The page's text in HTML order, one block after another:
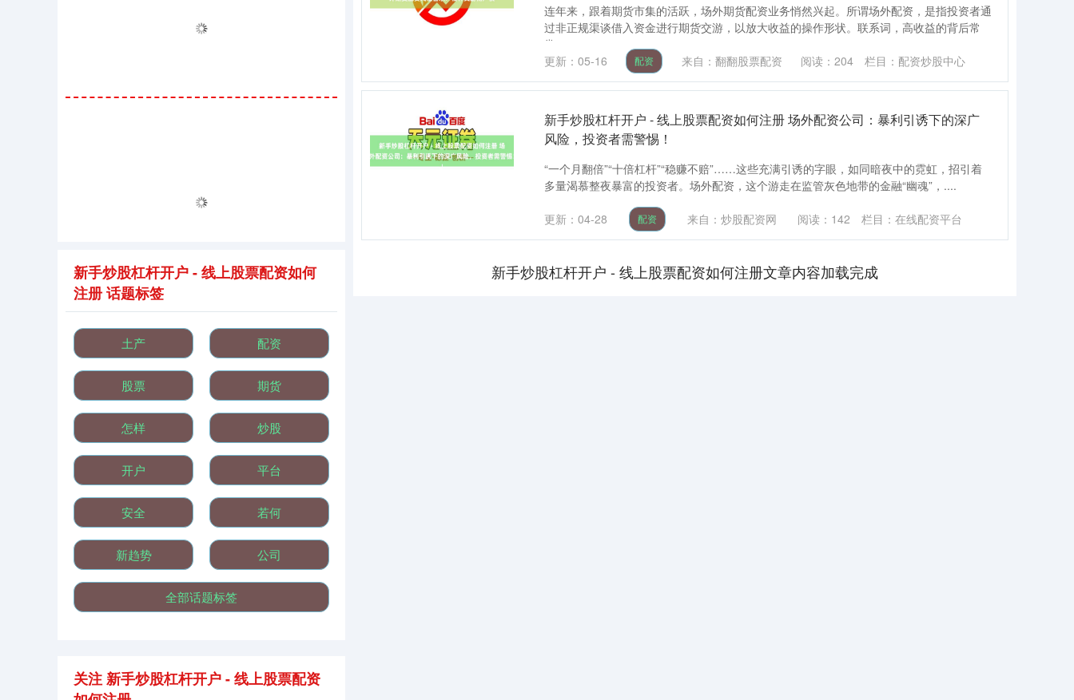
连年来，跟着期货市集的活跃，场外期货配资业务悄然兴起。所谓场外配资，是指投资者通
过非正规渠谈借入资金进行期货交游，以放大收益的操作形状。联系词，高收益的背后常
常....
更新：05-16
配资 来自：翻翻股票配资 阅读： 204 栏目： 配资炒股中心
新手炒股杠杆开户 - 线上股票配资如何注册 场外配资公司：暴利引诱下的深广
风险，投资者需警惕！
“一个月翻倍”“十倍杠杆”“稳赚不赔”……这些充满引诱的字眼，如同暗夜中的霓虹，招引着
多量渴慕整夜暴富的投资者。场外配资，这个游走在监管灰色地带的金融“幽魂”，....
更新：04-28 配资 来自：炒股配资网 阅读： 142 栏目：在线配资平台
新手炒股杠杆开户 - 线上股票配资如何注册文章内容加载完成
新手炒股杠杆开户 - 线上股票配资如何
注册 话题标签
土产 配资
股票 期货
怎样 炒股
开户 平台
安全 若何
新趋势 公司
全部话题标签
关注 新手炒股杠杆开户 - 线上股票配资